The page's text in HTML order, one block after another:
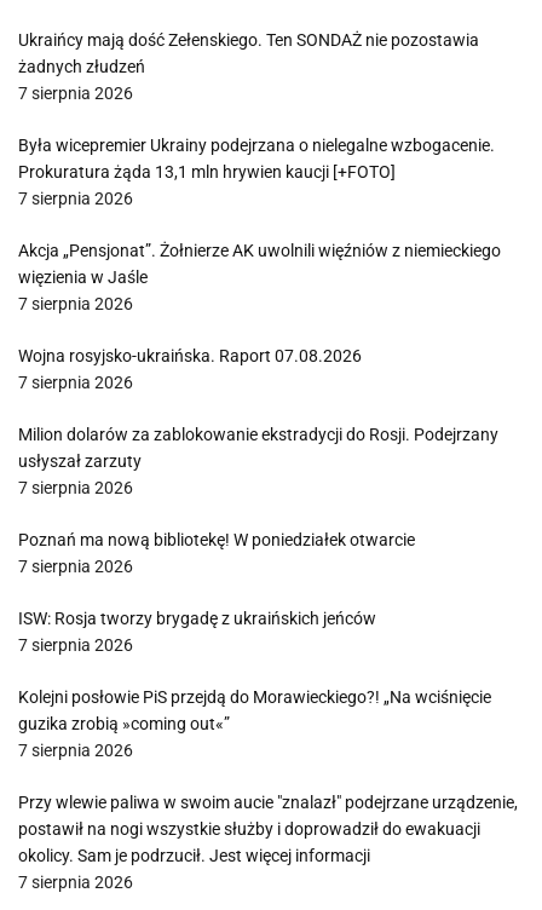
Ukraińcy mają dość Zełenskiego. Ten SONDAŻ nie pozostawia
żadnych złudzeń
7 sierpnia 2026
Była wicepremier Ukrainy podejrzana o nielegalne wzbogacenie.
Prokuratura żąda 13,1 mln hrywien kaucji [+FOTO]
7 sierpnia 2026
Akcja „Pensjonat”. Żołnierze AK uwolnili więźniów z niemieckiego
więzienia w Jaśle
7 sierpnia 2026
Wojna rosyjsko-ukraińska. Raport 07.08.2026
7 sierpnia 2026
Milion dolarów za zablokowanie ekstradycji do Rosji. Podejrzany
usłyszał zarzuty
7 sierpnia 2026
Poznań ma nową bibliotekę! W poniedziałek otwarcie
7 sierpnia 2026
ISW: Rosja tworzy brygadę z ukraińskich jeńców
7 sierpnia 2026
Kolejni posłowie PiS przejdą do Morawieckiego?! „Na wciśnięcie
guzika zrobią »coming out«”
7 sierpnia 2026
Przy wlewie paliwa w swoim aucie "znalazł" podejrzane urządzenie,
postawił na nogi wszystkie służby i doprowadził do ewakuacji
okolicy. Sam je podrzucił. Jest więcej informacji
7 sierpnia 2026